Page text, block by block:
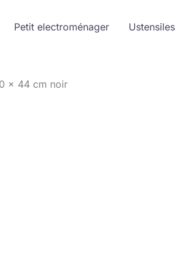
Petit electroménager Ustensiles
x 44 cm noir